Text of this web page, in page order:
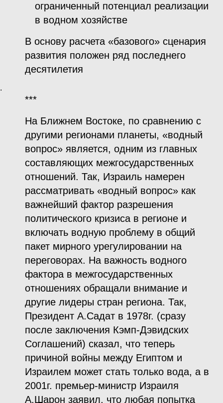
ограниченный потенциал реализации
в водном хозяйстве
В основу расчета «базового» сценария
развития положен ряд последнего
десятилетия
.
***
На Ближнем Востоке, по сравнению с
другими регионами планеты, «водный
вопрос» является, одним из главных
составляющих межгосударственных
отношений. Так, Израиль намерен
рассматривать «водный вопрос» как
важнейший фактор разрешения
политического кризиса в регионе и
включать водную проблему в общий
пакет мирного урегулировании на
переговорах. На важность водного
фактора в межгосударственных
отношениях обращали внимание и
другие лидеры стран региона. Так,
Президент А.Садат в 1978г. (сразу
после заключения Кэмп-Дэвидских
Соглашений) сказал, что теперь
причиной войны между Египтом и
Израилем может стать только вода, а в
2001г. премьер-министр Израиля
А.Шарон заявил, что любая попытка